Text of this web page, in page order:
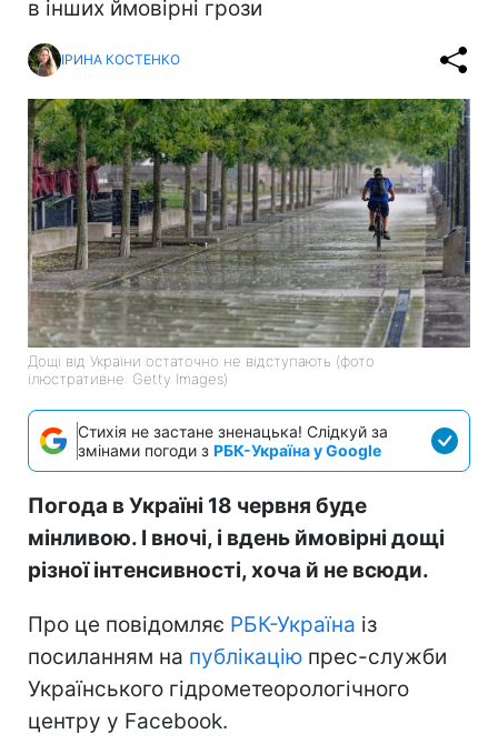
в інших ймовірні грози
ІРИНА КОСТЕНКО
Дощі від України остаточно не відступають (фото
ілюстративне: Getty Images)
Стихія не застане зненацька! Слідкуй за
змінами погоди з РБК-Україна у Google
Погода в Україні 18 червня буде
мінливою. І вночі, і вдень ймовірні дощі
різної інтенсивності, хоча й не всюди.
Про це повідомляє РБК-Україна із
посиланням на публікацію прес-служби
Українського гідрометеорологічного
центру у Facebook.